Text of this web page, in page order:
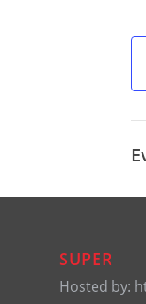
SUPER
Hosted by: